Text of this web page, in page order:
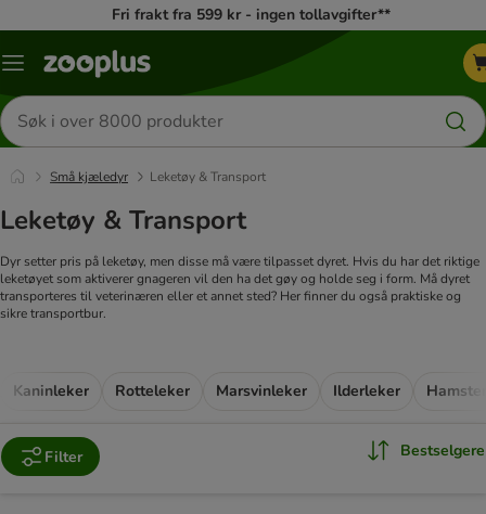
Fri frakt fra 599 kr - ingen tollavgifter**
Katalogmeny
Søk
etter
produkter
Små kjæledyr Leketøy & Transport
Leketøy & Transport
Dyr setter pris på leketøy, men disse må være tilpasset dyret. Hvis du har det riktige
leketøyet som aktiverer gnageren vil den ha det gøy og holde seg i form. Må dyret
transporteres til veterinæren eller et annet sted? Her finner du også praktiske og
sikre transportbur.
Kaninleker Rotteleker Marsvinleker Ilderleker
Filter Bestselgere